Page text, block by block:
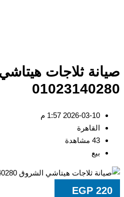
ثلاجات هيتاشي
2026-03-10 1:57 م
القاهرة
بيع
EGP